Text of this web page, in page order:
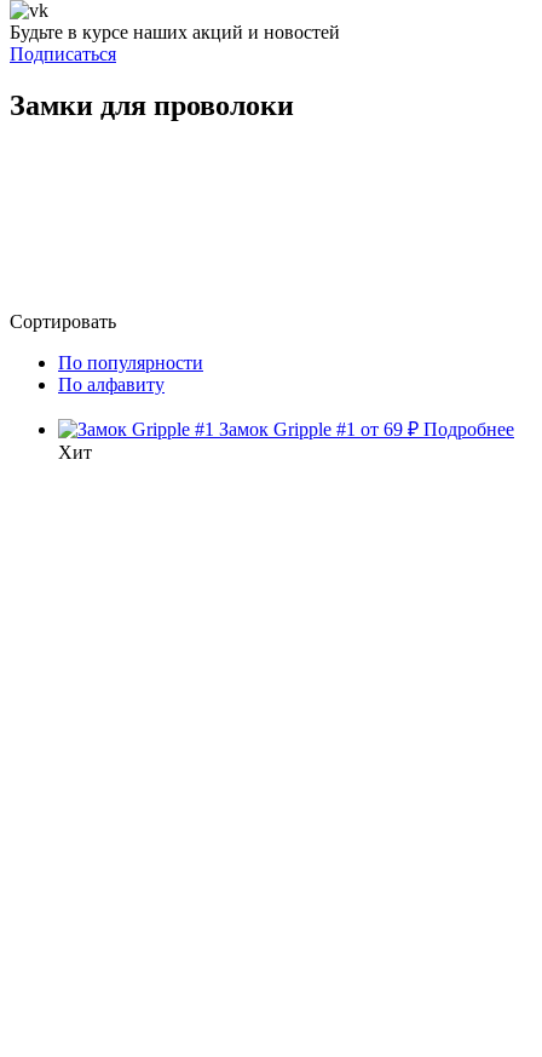
Будьте в курсе наших акций и новостей
Подписаться
Замки для проволоки
Сортировать
По популярности
По алфавиту
Замок Gripple #1 от 69 ₽ Подробнее
Хит